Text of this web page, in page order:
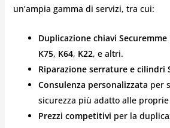
un’ampia gamma di servizi, tra cui:
Duplicazione chiavi Securemme
K75, K64, K22, e altri.
Riparazione serrature e cilindri
Consulenza personalizzata per
sicurezza più adatto alle proprie
Prezzi competitivi per la